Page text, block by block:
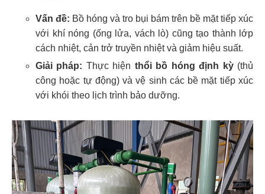
Vấn đề: Bồ hóng và tro bụi bám trên bề mặt tiếp xúc
với khí nóng (ống lửa, vách lò) cũng tạo thành lớp
cách nhiệt, cản trở truyền nhiệt và giảm hiệu suất.
Giải pháp: Thực hiện thổi bồ hóng định kỳ(thủ
công hoặc tự động) và vệ sinh các bề mặt tiếp xúc
với khói theo lịch trình bảo dưỡng.